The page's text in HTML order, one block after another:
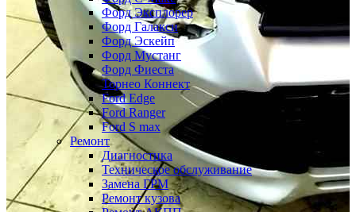
Форд Эксплорер
Форд Галакси
Форд Эскейп
Форд Мустанг
Форд Фиеста
Торнео Коннект
Ford Edge
Ford Ranger
Ford S max
Ремонт
Диагностика
Техническое обслуживание
Замена ГРМ
Ремонт кузова